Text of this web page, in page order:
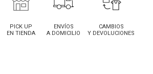
PICK UP
EN TIENDA
ENVÍOS
A DOMICILIO
CAMBIOS
Y DEVOLUCIONES